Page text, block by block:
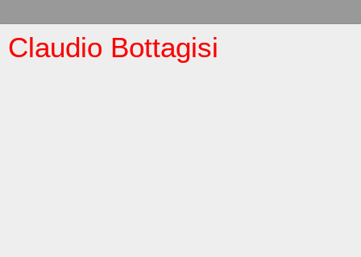
Claudio Bottagisi